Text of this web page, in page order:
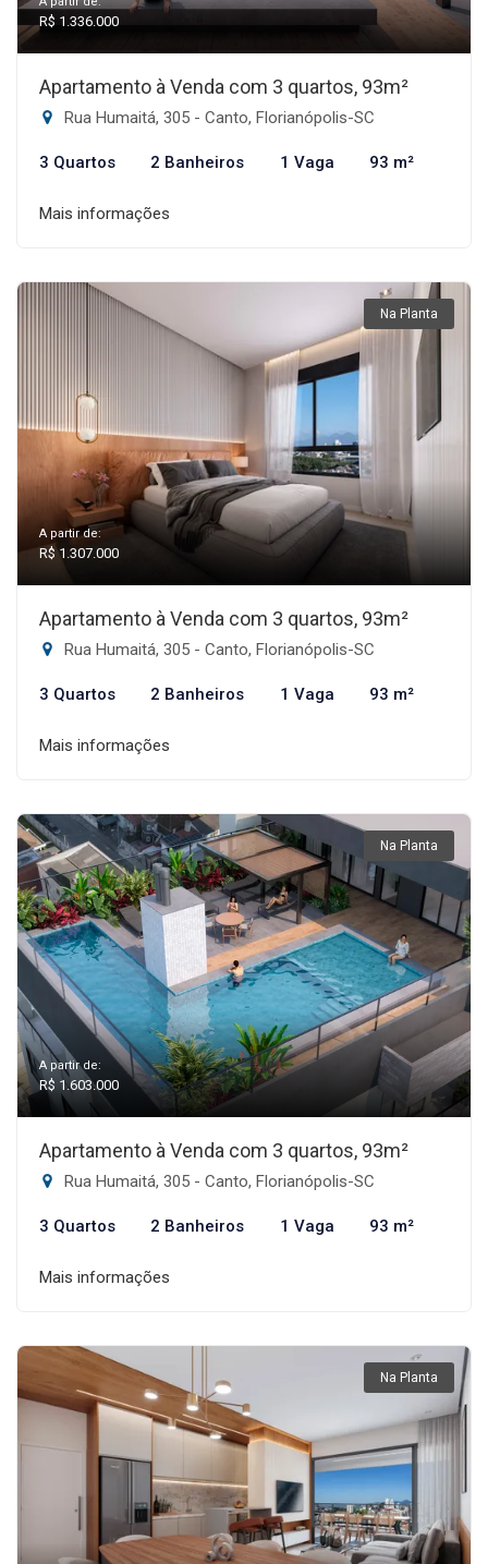
R$ 1.336.000
Apartamento à Venda com 3 quartos, 93m²
Rua Humaitá, 305 - Canto, Florianópolis-SC
3 Quartos 2 Banheiros 1 Vaga 93 m²
Mais informações
Na Planta
A partir de:
R$ 1.307.000
Apartamento à Venda com 3 quartos, 93m²
Rua Humaitá, 305 - Canto, Florianópolis-SC
3 Quartos 2 Banheiros 1 Vaga 93 m²
Mais informações
Na Planta
A partir de:
R$ 1.603.000
Apartamento à Venda com 3 quartos, 93m²
Rua Humaitá, 305 - Canto, Florianópolis-SC
3 Quartos 2 Banheiros 1 Vaga 93 m²
Mais informações
Na Planta